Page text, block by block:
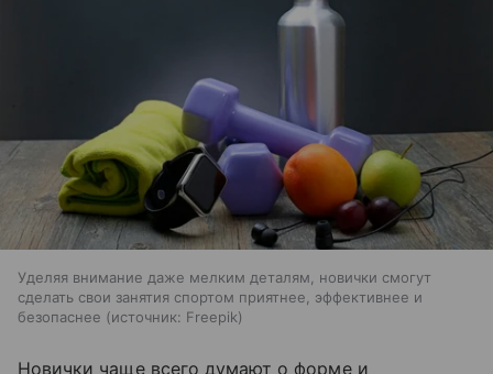
Уделяя внимание даже мелким деталям, новички смогут
сделать свои занятия спортом приятнее, эффективнее и
безопаснее
источник: Freepik
Новички чаще всего думают о форме и